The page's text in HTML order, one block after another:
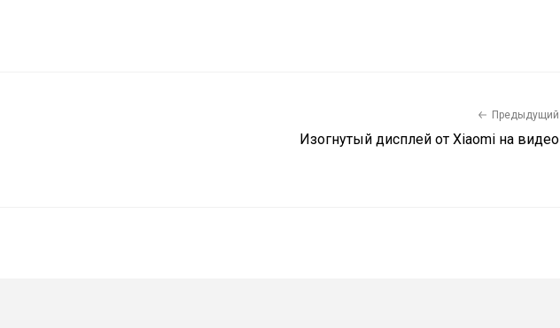
Предыдущий
Изогнутый дисплей от Xiaomi на видео